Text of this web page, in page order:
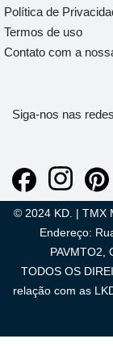
Política de
Termos de uso
Contato com a
Siga-nos nas
© 2024 KD. | TMX
Endereço:
PAVMTO2,
TODOS OS
relação com as